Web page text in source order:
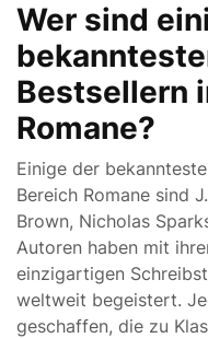
Wer sind
Bestsellern
Romane?
Einige der
Bereich Romane sind
Brown, Nicholas
Autoren haben mit
einzigartigen
weltweit begeistert.
geschaffen, die zu